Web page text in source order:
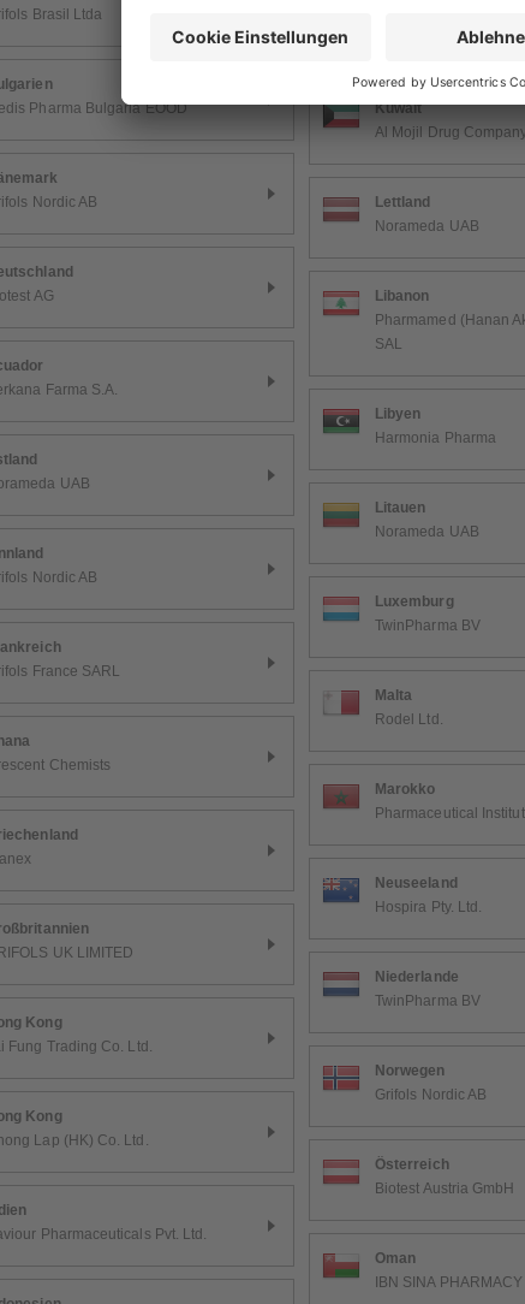
Brasil Ltda
Pharma Bulgaria EOOD
Nordic AB
AG
Farma S.A.
UAB
Nordic AB
France SARL
Chemists
UK LIMITED
Kong
Fung Trading Co. Ltd.
Kong
Lap (HK) Co. Ltd.
Pharmaceuticals Pvt. Ltd.
Medis Adria d.o.o.
Kuwait
Al Mojil Drug
Lettland
Norameda UAB
Libanon
Pharmamed (Hanan
SAL
Libyen
Harmonia Pharma
Litauen
Norameda UAB
Luxemburg
TwinPharma BV
Malta
Rodel Ltd.
Marokko
Pharmaceutical
Neuseeland
Hospira Pty. Ltd.
Niederlande
TwinPharma BV
Norwegen
Grifols Nordic AB
Österreich
Biotest Austria GmbH
Oman
IBN SINA